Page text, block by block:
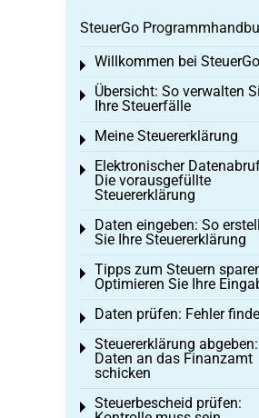
SteuerGo
Willkommen bei SteuerGo
Toggle menu
Übersicht: So verwalten
Ihre Steuerfälle
Toggle menu
Meine Steuererklärung
Toggle menu
Elektronischer
Die vorausgefüllte
Steuererklärung
Toggle menu
Daten eingeben: So
Sie Ihre Steuererklärung
Toggle menu
Tipps zum Steuern
Optimieren Sie Ihre
Toggle menu
Daten prüfen: Fehler
Toggle menu
Steuererklärung abgeben:
Daten an das Finanzamt
schicken
Toggle menu
Steuerbescheid prüfen:
Toggle menu